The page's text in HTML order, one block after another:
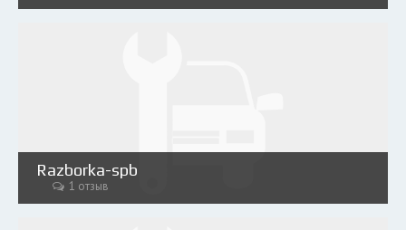
Razborka-spb
1 отзыв